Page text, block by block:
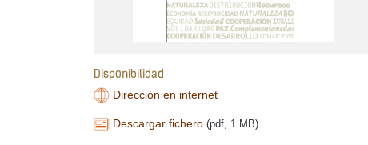
Disponibilidad
Dirección en internet
Descargar fichero (pdf, 1 MB)